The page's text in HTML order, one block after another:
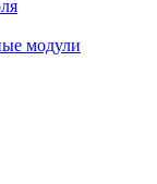
модули